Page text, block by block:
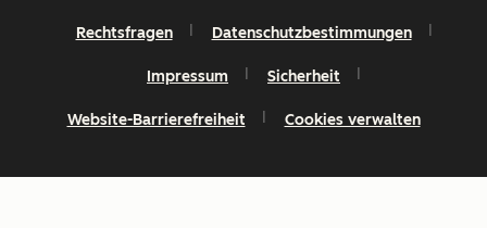
Rechtsfragen Datenschutzbestimmungen
Impressum Sicherheit
Website-Barrierefreiheit Cookies verwalten